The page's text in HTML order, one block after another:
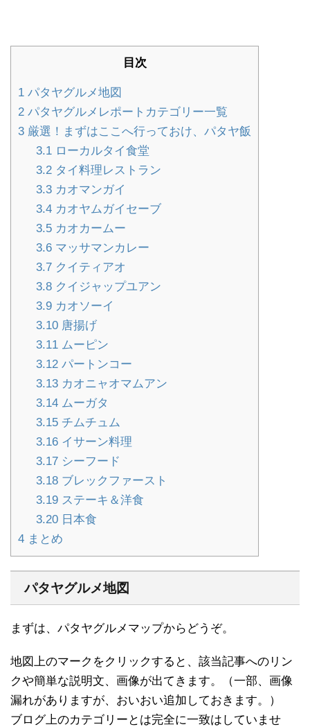
目次
1 パタヤグルメ地図
2 パタヤグルメレポートカテゴリー一覧
3 厳選！まずはここへ行っておけ、パタヤ飯
3.1ローカルタイ食堂
3.2タイ料理レストラン
3.3カオマンガイ
3.4カオヤムガイセーブ
3.5カオカームー
3.6マッサマンカレー
3.7クイティアオ
3.8クイジャップユアン
3.9カオソーイ
3.10唐揚げ
3.11ムーピン
3.12パートンコー
3.13カオニャオマムアン
3.14ムーガタ
3.15チムチュム
3.16イサーン料理
3.17シーフード
3.18ブレックファースト
3.19ステーキ＆洋食
3.20日本食
4 まとめ
パタヤグルメ地図
まずは、パタヤグルメマップからどうぞ。
地図上のマークをクリックすると、該当記事へのリン
クや簡単な説明文、画像が出てきます。（一部、画像
漏れがありますが、おいおい追加しておきます。）
ブログ上のカテゴリーとは完全に一致はしていませ